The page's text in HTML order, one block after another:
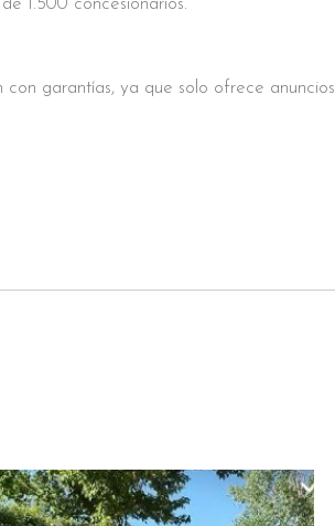
1.500 concesionarios.
garantías, ya que solo ofrece anuncios